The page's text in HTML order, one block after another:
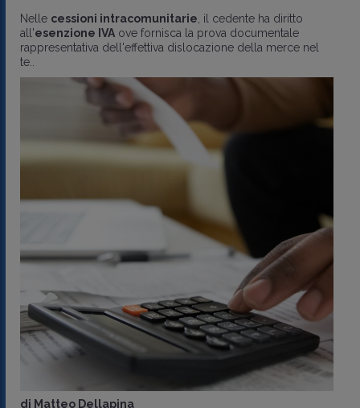
Nelle cessioni intracomunitarie , il cedente ha diritto
all'esenzione IVA ove fornisca la prova documentale
rappresentativa dell'effettiva dislocazione della merce nel
te..
di Matteo Dellapina